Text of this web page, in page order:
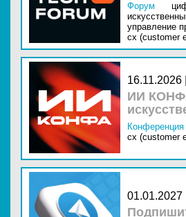
Форум
управление
cx (customer
16.11.2026
ИИ
Конференция
cx (customer
01.01.2027